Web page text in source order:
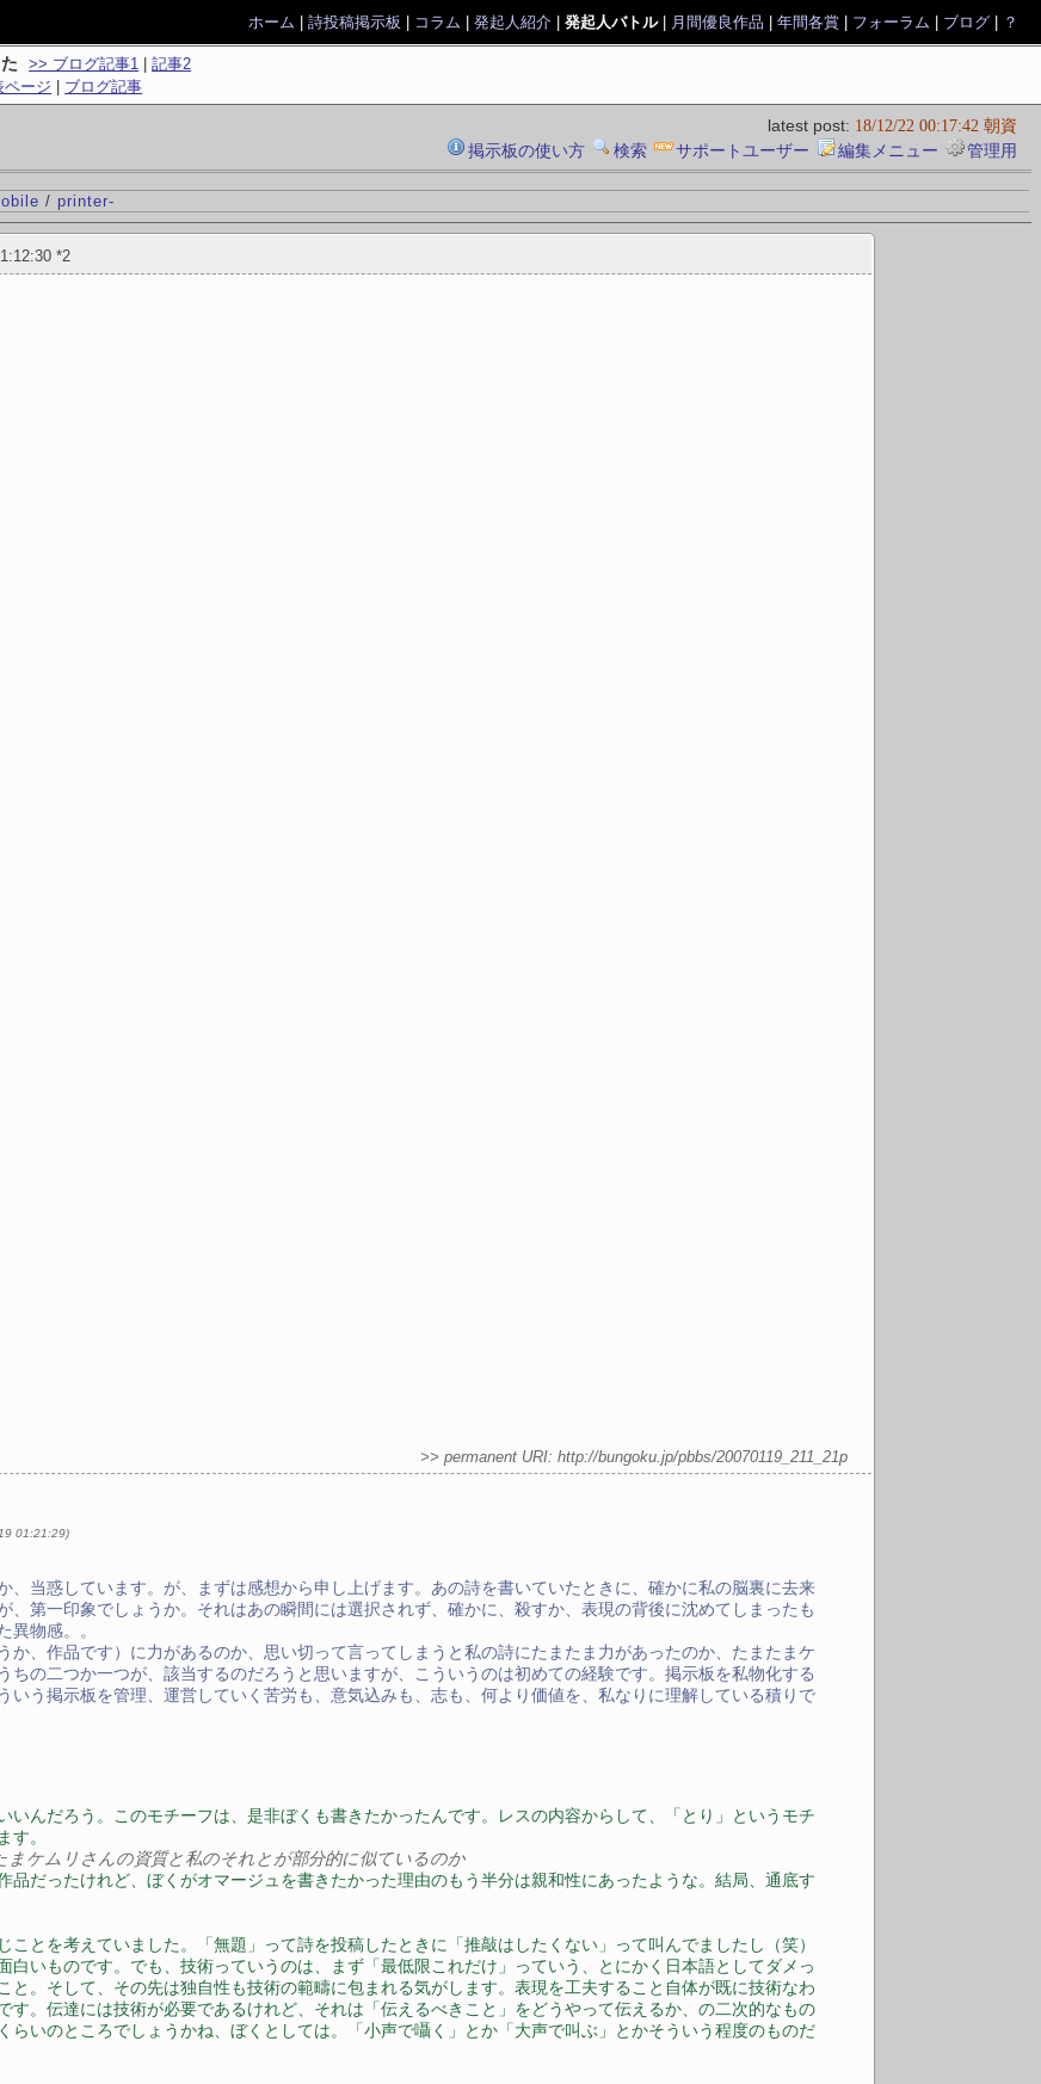
ホーム 詩投稿掲示板 コラム 発起人紹介| 発起人バトル| 月間優良作品 年間各賞| フォーラム ブログ| ？
>> ブログ記事1 |記事2
ージ ブログ記事
latest post: 18/12/22 00:17:42 朝資
掲示板の使い方
検索 サポートユーザー 編集メニュー 管理用
/ printer-
*2
>> permanent URI:http://bungoku.jp/pbbs/20070119_211_21p
01:21:29)
当惑しています。が、まずは感想から申し上げます。あの詩を書いていたときに、確かに私の脳裏に去来
第一印象でしょうか。それはあの瞬間には選択されず、確かに、殺すか、表現の背後に沈めてしまったも
異物感。。
、作品です）に力があるのか、思い切って言ってしまうと私の詩にたまたま力があったのか、たまたまケ
の二つか一つが、該当するのだろうと思いますが、こういうのは初めての経験です。掲示板を私物化する
う掲示板を管理、運営していく苦労も、意気込みも、志も、何より価値を、私なりに理解している積りで
んだろう。このモチーフは、是非ぼくも書きたかったんです。レスの内容からして、「とり」というモチ
す。
ケムリさんの資質と私のそれとが部分的に似ているのか
だったけれど、ぼくがオマージュを書きたかった理由のもう半分は親和性にあったような。結局、通底す
ことを考えていました。「無題」って詩を投稿したときに「推敲はしたくない」って叫んでましたし（笑）
いものです。でも、技術っていうのは、まず「最低限これだけ」っていう、とにかく日本語としてダメっ
。そして、その先は独自性も技術の範疇に包まれる気がします。表現を工夫すること自体が既に技術なわ
。伝達には技術が必要であるけれど、それは「伝えるべきこと」をどうやって伝えるか、の二次的なもの
いのところでしょうかね、ぼくとしては。「小声で囁く」とか「大声で叫ぶ」とかそういう程度のものだ